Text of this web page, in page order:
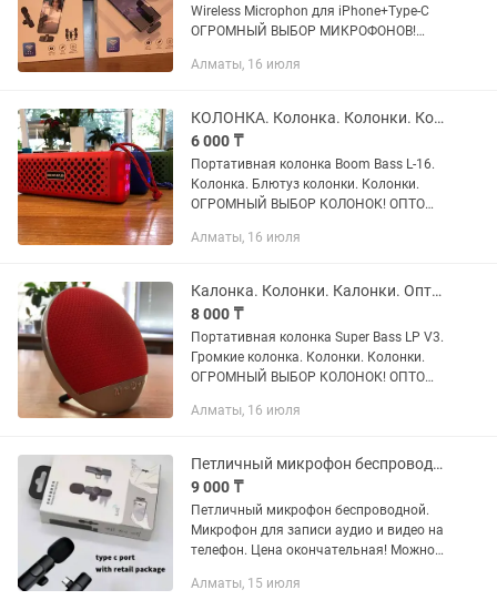
Wireless Microphon для iPhone+Type-С
ОГРОМНЫЙ ВЫБОР МИКРОФОНОВ!
Kaspi Red! ОТЛИЧНОГО КАЧЕСТВА!
вес и...
Алматы, 16 июля
КОЛОНКА. Колонка. Колонки. Колонки. Огромный выбор. Оптом и в розницу.
6 000 ₸
Портативная колонка Boom Bass L-16.
Колонка. Блютуз колонки. Колонки.
ОГРОМНЫЙ ВЫБОР КОЛОНОК! ОПТОМ
Отличное качество! Качество
Алматы, 16 июля
Калонка. Колонки. Калонки. Оптом и в розницу. Kaspi Red
8 000 ₸
Портативная колонка Super Bass LP V3.
Громкие колонка. Колонки. Колонки.
ОГРОМНЫЙ ВЫБОР КОЛОНОК! ОПТОМ
Отличное качество! Отправим в любой
Алматы, 16 июля
Петличный микрофон беспроводной. Микрофон для записи аудио и видео.
9 000 ₸
Петличный микрофон беспроводной.
Микрофон для записи аудио и видео на
телефон. Цена окончательная! Можно
Количество ограничено! Беспроводной
Алматы, 15 июля